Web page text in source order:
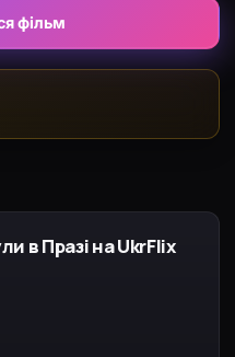
за цей
починає своє
в лабораторію
фільм
в Празі на UkrFlix